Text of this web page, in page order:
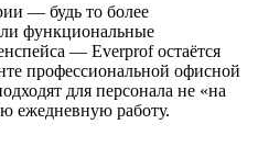
— будь то более
функциональные
— Everprof остаётся
профессиональной офисной
для персонала не «на
ежедневную работу.